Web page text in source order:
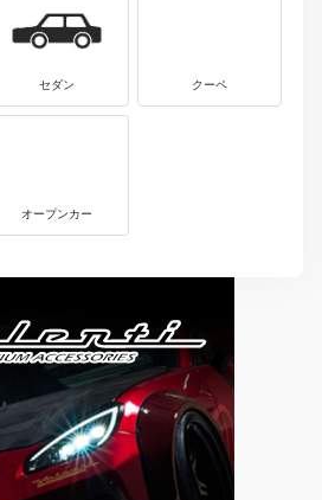
セダン クーペ
オープンカー